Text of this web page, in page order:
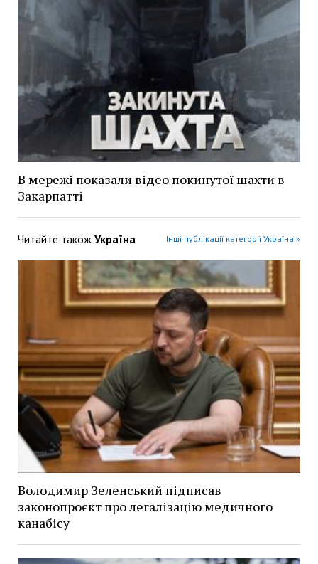
В мережі показали відео покинутої шахти в
Закарпатті
Читайте також Україна Інші публікації категорії Україна »
Володимир Зеленський підписав
законопроєкт про легалізацію медичного
канабісу